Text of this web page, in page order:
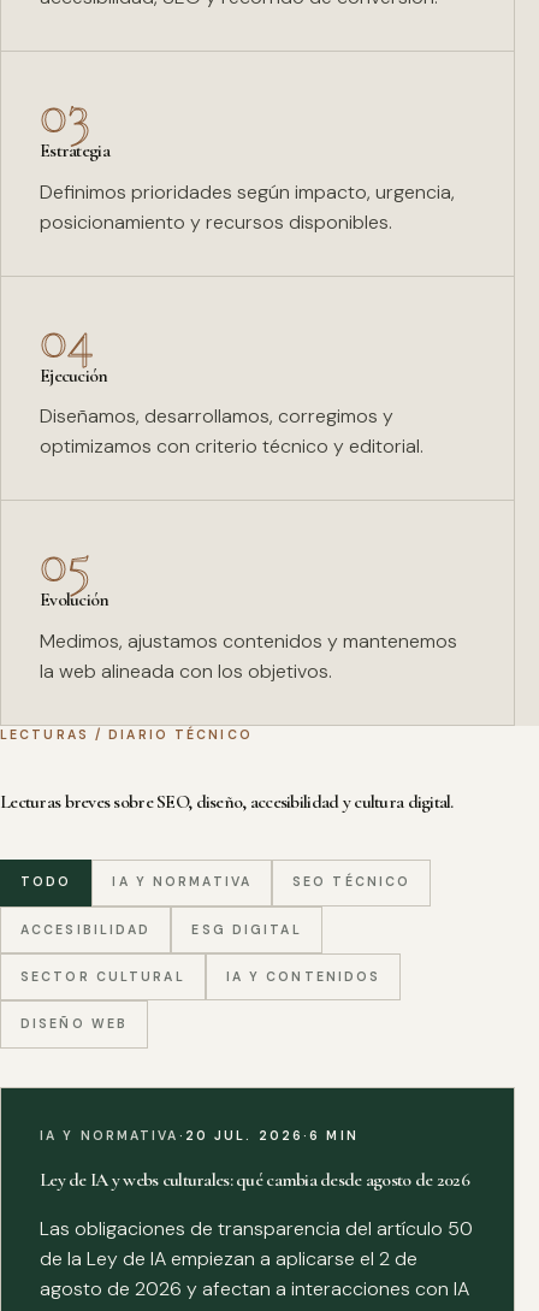
03
Estrategia
Definimos prioridades según impacto, urgencia,
posicionamiento y recursos disponibles.
04
Ejecución
Diseñamos, desarrollamos, corregimos y
optimizamos con criterio técnico y editorial.
05
Evolución
Medimos, ajustamos contenidos y mantenemos
la web alineada con los objetivos.
LECTURAS / DIARIO TÉCNICO
Lecturas breves sobre SEO, diseño, accesibilidad y cultura digital.
TODO IA Y NORMATIVA SEO TÉCNICO
ACCESIBILIDAD ESG DIGITAL
SECTOR CULTURAL IA Y CONTENIDOS
DISEÑO WEB
IA Y NORMATIVA · 20 JUL. 2026·6 MIN
Ley de IA y webs culturales: qué cambia desde agosto de 2026
Las obligaciones de transparencia del artículo 50
de la Ley de IA empiezan a aplicarse el 2 de
agosto de 2026 y afectan a interacciones con IA